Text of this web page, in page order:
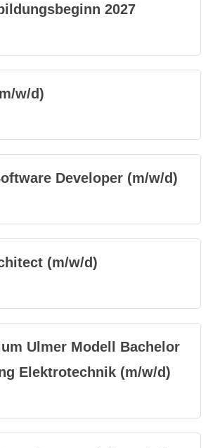
2027
w/d)
Developer (m/w/d)
(m/w/d)
Ulmer Modell Bachelor
Elektrotechnik (m/w/d)